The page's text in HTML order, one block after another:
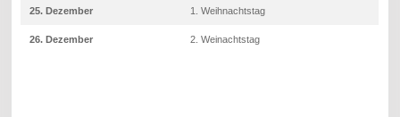
25. Dezember 1. Weihnachtstag
26. Dezember 2. Weinachtstag